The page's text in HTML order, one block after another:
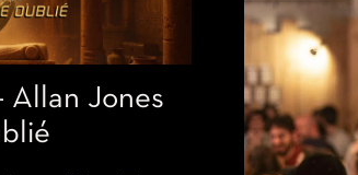
Allan Jones